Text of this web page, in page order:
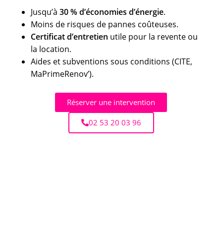
Jusqu’à 30 % d’économies d’énergie.
Moins de risques de pannes coûteuses.
Certificat d’entretien utile pour la revente ou
la location.
Aides et subventions sous conditions (CITE,
MaPrimeRenov’).
Réserver une intervention
02 53 20 03 96